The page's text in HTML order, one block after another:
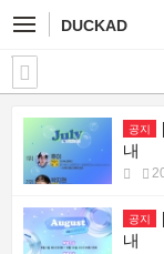
DUCKAD
공지
내
공지
내